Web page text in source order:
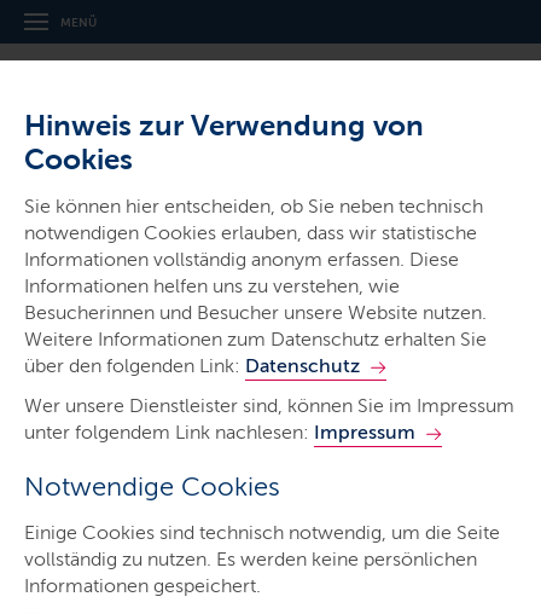
Hinweis zur Verwendung von
Cookies
Sie können hier entscheiden, ob Sie neben technisch
notwendigen Cookies erlauben, dass wir statistische
Informationen vollständig anonym erfassen. Diese
Informationen helfen uns zu verstehen, wie
Besucherinnen und Besucher unsere Website nutzen.
Weitere Informationen zum Datenschutz erhalten Sie
über den folgenden Link: Datenschutz
Wer unsere Dienstleister sind, können Sie im Impressum
unter folgendem Link nachlesen: Impressum
Notwendige Cookies
Einige Cookies sind technisch notwendig, um die Seite
vollständig zu nutzen. Es werden keine persönlichen
Informationen gespeichert.
MENÜ
Staatsanwaltschaften
in Schleswig-Holstein
Ministerien & Behörden
Start
Aufgaben
Presse